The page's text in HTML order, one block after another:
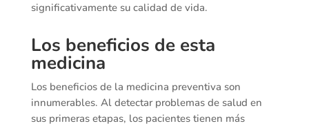
significativamente su calidad de vida.
Los beneficios de esta
medicina
Los beneficios de la medicina preventiva son
innumerables. Al detectar problemas de salud en
sus primeras etapas, los pacientes tienen más